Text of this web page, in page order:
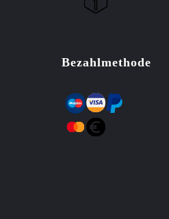
Bezahlmethode